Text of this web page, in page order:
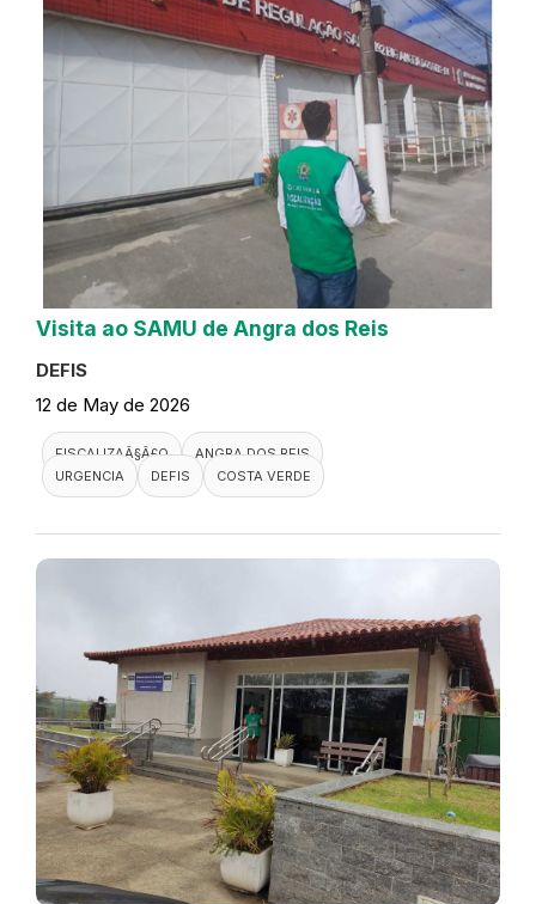
Visita ao SAMU de Angra dos Reis
DEFIS
12 de May de 2026
FISCALIZAÃ§Ã£O
ANGRA DOS REIS
URGENCIA
DEFIS COSTA VERDE